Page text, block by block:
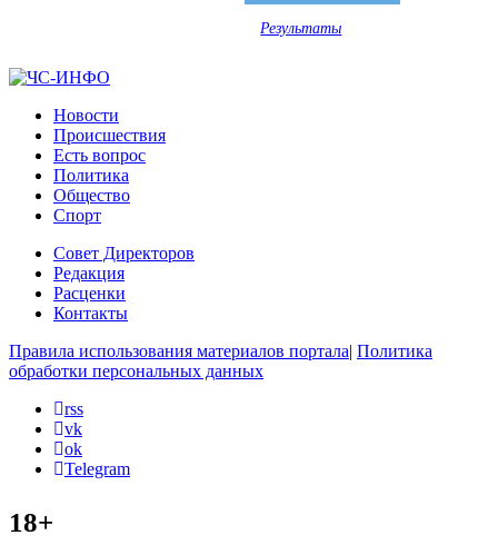
Результаты
Новости
Происшествия
Есть вопрос
Политика
Общество
Спорт
Совет Директоров
Редакция
Расценки
Контакты
Правила использования материалов портала| Политика
обработки персональных данных
rss
vk
ok
Telegram
18+